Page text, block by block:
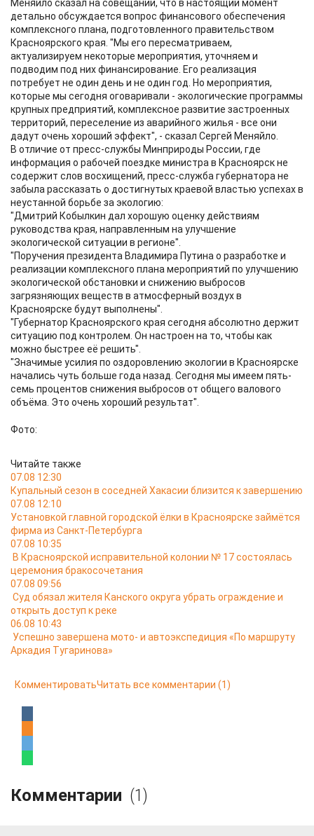
Меняйло сказал на совещании, что в настоящий момент
детально обсуждается вопрос финансового обеспечения
комплексного плана, подготовленного правительством
Красноярского края. "Мы его пересматриваем,
актуализируем некоторые мероприятия, уточняем и
подводим под них финансирование. Его реализация
потребует не один день и не один год. Но мероприятия,
которые мы сегодня оговаривали - экологические программы
крупных предприятий, комплексное развитие застроенных
территорий, переселение из аварийного жилья - все они
дадут очень хороший эффект", - сказал Сергей Меняйло.
В отличие от пресс-службы Минприроды России, где
информация о рабочей поездке министра в Красноярск не
содержит слов восхищений, пресс-служба губернатора не
забыла рассказать о достигнутых краевой властью успехах в
неустанной борьбе за экологию:
"Дмитрий Кобылкин дал хорошую оценку действиям
руководства края, направленным на улучшение
экологической ситуации в регионе".
"Поручения президента Владимира Путина о разработке и
реализации комплексного плана мероприятий по улучшению
экологической обстановки и снижению выбросов
загрязняющих веществ в атмосферный воздух в
Красноярске будут выполнены".
"Губернатор Красноярского края сегодня абсолютно держит
ситуацию под контролем. Он настроен на то, чтобы как
можно быстрее её решить".
"Значимые усилия по оздоровлению экологии в Красноярске
начались чуть больше года назад. Сегодня мы имеем пять-
семь процентов снижения выбросов от общего валового
объёма. Это очень хороший результат".
Фото:
Читайте также
07.08 12:30
Купальный сезон в соседней Хакасии близится к завершению
07.08 12:10
Установкой главной городской ёлки в Красноярске займётся
фирма из Санкт-Петербурга
07.08 10:35
В Красноярской исправительной колонии № 17 состоялась
церемония бракосочетания
07.08 09:56
Суд обязал жителя Канского округа убрать ограждение и
открыть доступ к реке
06.08 10:43
Успешно завершена мото- и автоэкспедиция «По маршруту
Аркадия Тугаринова»
КомментироватьЧитать все комментарии (1)
Комментарии (1)